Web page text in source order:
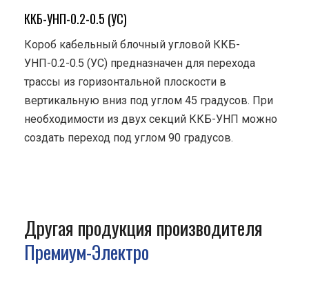
ККБ-УНП-0.2-0.5 (УС)
Короб кабельный блочный угловой ККБ-
УНП-0.2-0.5 (УС) предназначен для перехода
трассы из горизонтальной плоскости в
вертикальную вниз под углом 45 градусов. При
необходимости из двух секций ККБ-УНП можно
создать переход под углом 90 градусов.
Другая продукция производителя
Премиум-Электро